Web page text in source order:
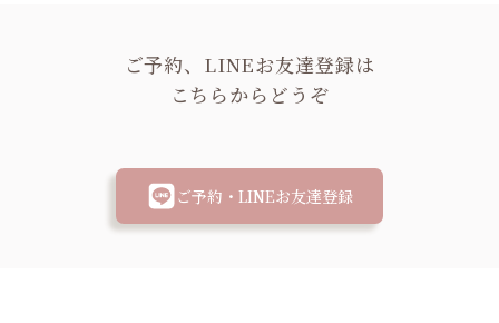
ご予約、LINEお友達登録は
こちらからどうぞ
ご予約・LINEお友達登録